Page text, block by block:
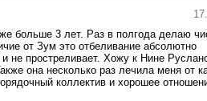
больше 3 лет. Раз в полгода делаю
от Зум это отбеливание абсолютно
не простреливает. Хожу к Нине
она несколько раз лечила меня от
коллектив и хорошее